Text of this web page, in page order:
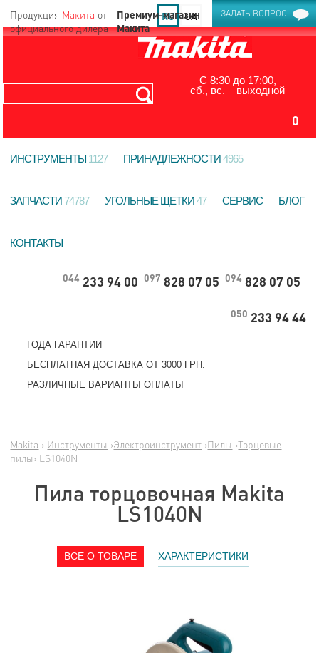
Продукция Макита от
официального дилера
ЗАДАТЬ ВОПРОС
RU UA
С 8:30 до 17:00,
сб., вс. – выходной
0
ИНСТРУМЕНТЫ 1127 ПРИНАДЛЕЖНОСТИ4965
ЗАПЧАСТИ74787 УГОЛЬНЫЕ ЩЕТКИ47 СЕРВИС БЛОГ
КОНТАКТЫ
044 233 94 00 097 828 07 05 094 828 07 05
050 233 94 44
ГОДА ГАРАНТИИ
БЕСПЛАТНАЯ ДОСТАВКА ОТ 3000 ГРН.
РАЗЛИЧНЫЕ ВАРИАНТЫ ОПЛАТЫ
Makita › Инструменты ›Электроинструмент ›Пилы ›Торцевые
пилы› LS1040N
Пила торцовочная Makita
LS1040N
ВСЕ О ТОВАРЕ ХАРАКТЕРИСТИКИ